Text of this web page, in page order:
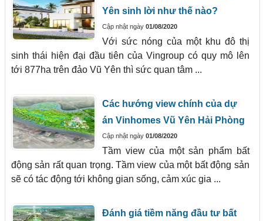
Yên sinh lời như thế nào?
Cập nhật ngày 01/08/2020
Với sức nóng của một khu đô thị
sinh thái hiện đại đầu tiên của Vingroup có quy mô lên
tới 877ha trên đảo Vũ Yên thì sức quan tâm ...
Các hướng view chính của dự
án Vinhomes Vũ Yên Hải Phòng
Cập nhật ngày 01/08/2020
Tầm view của một sản phẩm bất
động sản rất quan trọng. Tầm view của một bất động sản
sẽ có tác động tới không gian sống, cảm xúc gia ...
Đánh giá tiềm năng đầu tư bất